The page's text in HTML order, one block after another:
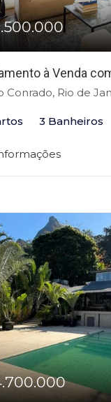
à Venda
Conrado, Rio de
3 Banheiros